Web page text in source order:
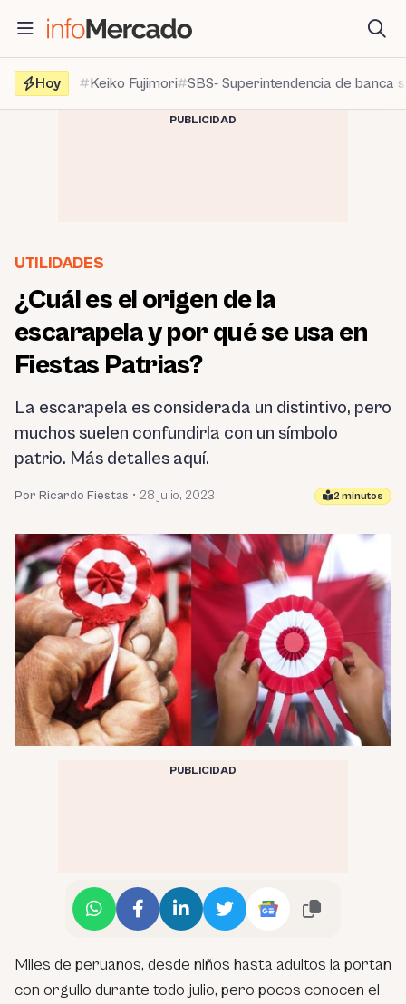
contenido
Hoy
Keiko Fujimori SBS- Superintendencia de banca
PUBLICIDAD
UTILIDADES
¿Cuál es el origen de la
escarapela y por qué se usa en
Fiestas Patrias?
La escarapela es considerada un distintivo, pero
muchos suelen confundirla con un símbolo
patrio. Más detalles aquí.
Por Ricardo Fiestas • 28 julio, 2023 2 minutos
PUBLICIDAD
Miles de peruanos, desde niños hasta adultos la portan
con orgullo durante todo julio, pero pocos conocen el